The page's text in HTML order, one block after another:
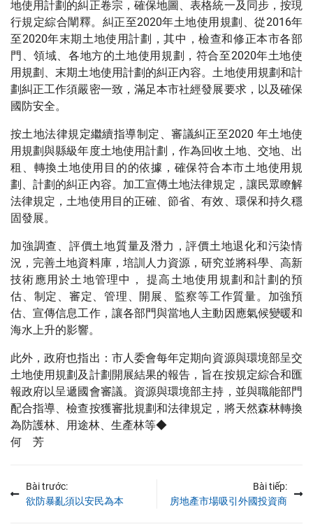
地使用計劃的糾正卷宗，確保地圖、表格統一及同步，按現
行規定綜合闡釋。糾正至2020年土地使用規劃、從2016年
至2020年末期土地使用計劃，其中，檢查和修正本市各部
門、領域、各地方的土地使用規劃，符合至2020年土地使
用規劃、末期土地使用計劃的糾正內容。土地使用規劃和計
劃糾正工作須嚴密一致，滿足本市社經發展要求，以及確保
國防安全。
按土地法律規定繼續指導制定、審議糾正至2020 年土地使
用規劃與縣級年度土地使用計劃，作為回收土地、交地、出
租、轉換土地使用目的的依據，確保符合本市土地使用規
劃、計劃的糾正內容。加工宣傳土地法律規定，讓民眾瞭解
法律規定，土地使用目的正確、節省、有效、環保和持久穩
固發展。
加強調查、評價土地質量及潛力，評價土地退化和污染情
況，完善土地資料庫，培訓人力資源，研究並將科學、高新
技術應用於土地管理中， 提高土地使用規劃和計劃的預
估、制定、審定、管理、開展、監察等工作質量。加強預
估、宣傳信息工作，讓各部門與當地人主動因應氣候變暖和
海水上升的影響。
此外，政府也指出：市人委會每年定期向資源與環境部呈交
土地使用規劃及計劃開展結果的報告，旨在按規定綜合和匯
報政府以呈遞國會審議。資源與環境部主持，並與職能部門
配合指導、檢查按獲審批規劃和法律規定，將天然森林轉換
為防護林、用途林、生產林等◆
何 芳
Bài trước:
欲防暴亂須以安民為本
Bài tiếp:
房地產市場吸引外國投資商